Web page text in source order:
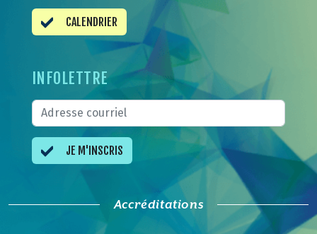
CALENDRIER
INFOLETTRE
JE M'INSCRIS
Accréditations